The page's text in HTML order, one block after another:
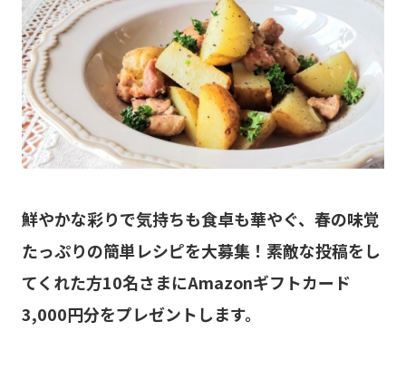
鮮やかな彩りで気持ちも食卓も華やぐ、春の味覚
たっぷりの簡単レシピを大募集！素敵な投稿をし
てくれた方10名さまにAmazonギフトカード
3,000円分をプレゼントします。